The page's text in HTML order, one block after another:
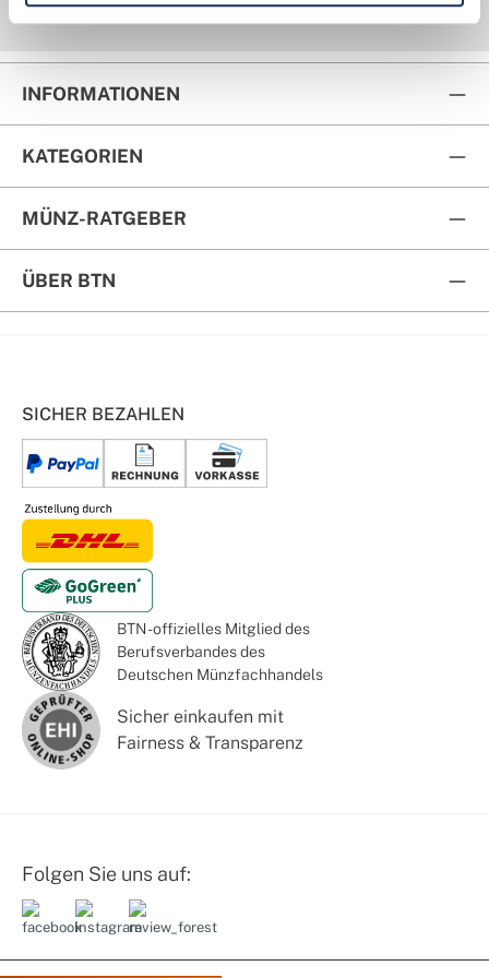
INFORMATIONEN
KATEGORIEN
MÜNZ-RATGEBER
ÜBER BTN
SICHER BEZAHLEN
BTN - offizielles Mitglied des
Berufsverbandes des
Deutschen Münzfachhandels
Sicher einkaufen mit
Fairness & Transparenz
Folgen Sie uns auf: